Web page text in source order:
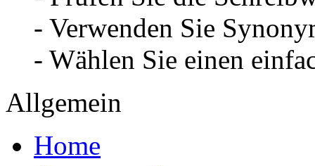
- Verwenden Sie
- Wählen Sie einen
Allgemein
Home